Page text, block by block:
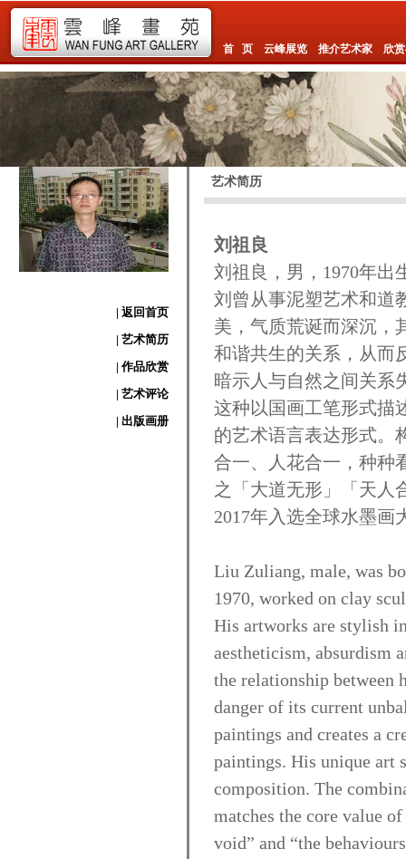
首 页 云峰展览 推介艺术家 欣
| 返回首页
| 艺术简历
| 作品欣赏
| 艺术评论
| 出版画册
艺术简历
刘祖良
刘祖良，男，1970年出
刘曾从事泥塑艺术和道
美，气质荒诞而深沉，
和谐共生的关系，从而
暗示人与自然之间关系
这种以国画工笔形式描
的艺术语言表达形式。
合一、人花合一，种种
之「大道无形」「天人
2017年入选全球水墨画
Liu Zuliang, male, was
1970, worked on clay
His artworks are stylish
aestheticism, absurdism
the relationship between
danger of its current
paintings and creates a
paintings. His unique art
composition. The
matches the core value
void” and “the